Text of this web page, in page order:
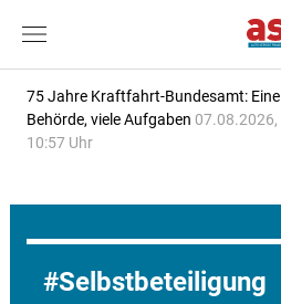
75 Jahre Kraftfahrt-Bundesamt: Eine
Behörde, viele Aufgaben 07.08.2026,
10:57 Uhr
Selbstbeteiligung